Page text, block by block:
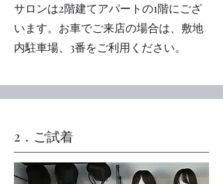
サロンは2階建てアパートの1階にござ
います。お車でご来店の場合は、敷地
内駐車場、3番をご利用ください。
​2．ご試着